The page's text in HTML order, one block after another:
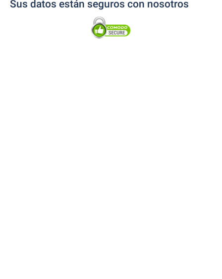
Sus datos están seguros con nosotros